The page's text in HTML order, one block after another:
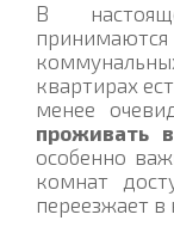
В
квартирах
менее
проживать
особенно
комнат
переезжает в